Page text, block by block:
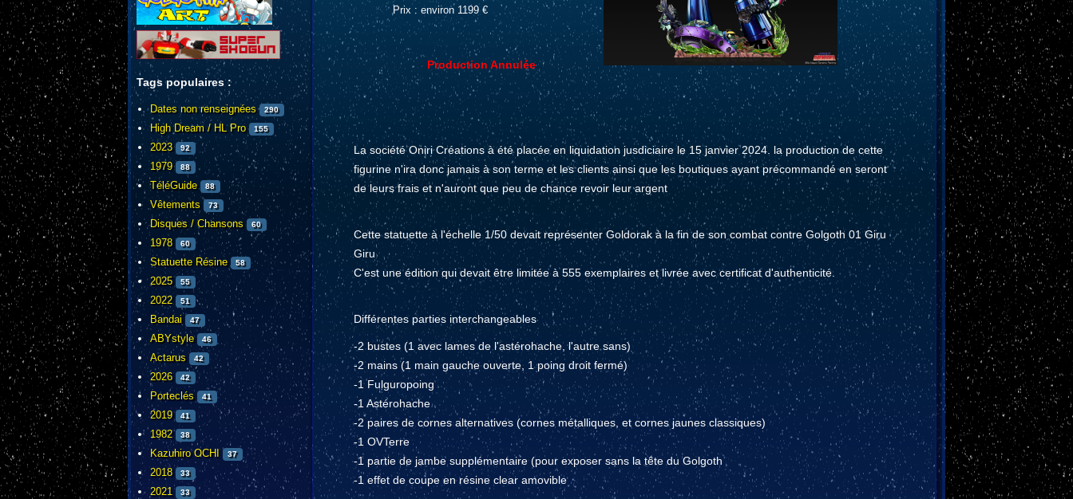
Tags populaires :
Dates non renseignées 290
High Dream / HL Pro 155
2023 92
1979 88
TéléGuide 88
Vêtements 73
Disques / Chansons 60
1978 60
Statuette Résine 58
2025 55
2022 51
Bandai 47
ABYstyle 46
Actarus 42
2026 42
Porteclés 41
2019 41
1982 38
Kazuhiro OCHI 37
2018 33
2021 33
Prix : environ 1199 €
Production Annulée
La société Oniri Créations à été placée en liquidation jusdiciaire le 15 janvier 2024. la production de cette
figurine n'ira donc jamais à son terme et les clients ainsi que les boutiques ayant précommandé en seront
de leurs frais et n'auront que peu de chance revoir leur argent
Cette statuette à l'échelle 1/50 devait représenter Goldorak à la fin de son combat contre Golgoth 01 Giru
Giru
C'est une édition qui devait être limitée à 555 exemplaires et livrée avec certificat d'authenticité.
Différentes parties interchangeables
-2 bustes (1 avec lames de l'astérohache, l'autre sans)
-2 mains (1 main gauche ouverte, 1 poing droit fermé)
-1 Fulguropoing
-1 Astérohache
-2 paires de cornes alternatives (cornes métalliques, et cornes jaunes classiques)
-1 OVTerre
-1 partie de jambe supplémentaire (pour exposer sans la tête du Golgoth
-1 effet de coupe en résine clear amovible